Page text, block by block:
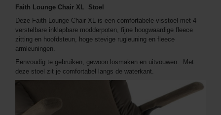
Faith Lounge Chair XL Stoel
Deze Faith Lounge Chair XL is een comfortabele visstoel met 4
verstelbare inklapbare modderpoten, fijne hoogwaardige fleece
zitting en hoofdsteun, hoge stevige rugleuning en fleece
armleuningen.
Eenvoudig te gebruiken, gewoon losmaken en uitvouwen. Met
deze stoel zit je comfortabel langs de waterkant.